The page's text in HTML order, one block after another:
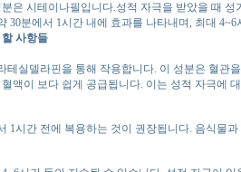
은 시테이나필입니다.성적 자극을 받았을 때
30분에서 1시간 내에 효과를 나타내며, 최대
사항들
테실델라핀을 통해 작용합니다. 이 성분은 혈
액이 보다 쉽게 공급됩니다. 이는 성적 자극에
1시간 전에 복용하는 것이 권장됩니다. 음식물